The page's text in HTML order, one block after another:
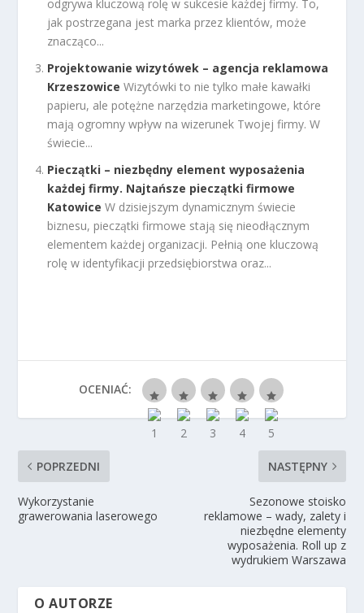
odgrywa kluczową rolę w sukcesie każdej firmy. To,
jak postrzegana jest marka przez klientów, może
znacząco...
Projektowanie wizytówek – agencja reklamowa
Krzeszowice Wizytówki to nie tylko małe kawałki
papieru, ale potężne narzędzia marketingowe, które
mają ogromny wpływ na wizerunek Twojej firmy. W
świecie...
Pieczątki – niezbędny element wyposażenia
każdej firmy. Najtańsze pieczątki firmowe
Katowice W dzisiejszym dynamicznym świecie
biznesu, pieczątki firmowe stają się nieodłącznym
elementem każdej organizacji. Pełnią one kluczową
rolę w identyfikacji przedsiębiorstwa oraz...
OCENIAĆ:
POPRZEDNI
Wykorzystanie
grawerowania laserowego
NASTĘPNY
Sezonowe stoisko
reklamowe – wady, zalety i
niezbędne elementy
wyposażenia. Roll up z
wydrukiem Warszawa
O AUTORZE